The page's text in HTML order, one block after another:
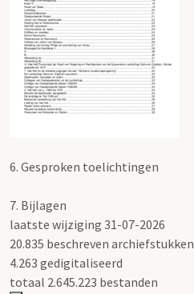
6. Gesproken toelichtingen
7. Bijlagen
laatste wijziging 31-07-2026
20.835 beschreven archiefstukken
4.263 gedigitaliseerd
totaal 2.645.223 bestanden